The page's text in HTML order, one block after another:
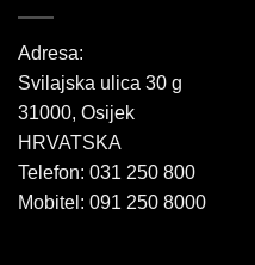
Adresa:
Svilajska ulica 30 g
31000, Osijek
HRVATSKA
Telefon: 031 250 800
Mobitel: 091 250 8000